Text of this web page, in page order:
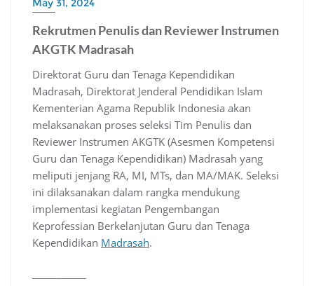
May 31, 2024
Rekrutmen Penulis dan Reviewer Instrumen
AKGTK Madrasah
Direktorat Guru dan Tenaga Kependidikan
Madrasah, Direktorat Jenderal Pendidikan Islam
Kementerian Agama Republik Indonesia akan
melaksanakan proses seleksi Tim Penulis dan
Reviewer Instrumen AKGTK (Asesmen Kompetensi
Guru dan Tenaga Kependidikan) Madrasah yang
meliputi jenjang RA, MI, MTs, dan MA/MAK. Seleksi
ini dilaksanakan dalam rangka mendukung
implementasi kegiatan Pengembangan
Keprofessian Berkelanjutan Guru dan Tenaga
Kependidikan Madrasah.